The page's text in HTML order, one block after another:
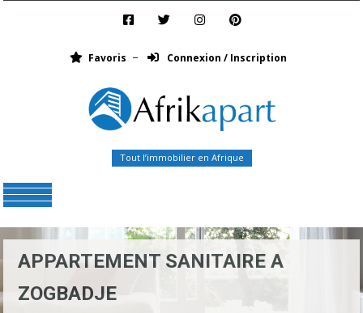
Favoris Connexion / Inscription
Tout l’immobilier en Afrique
APPARTEMENT SANITAIRE A
ZOGBADJE